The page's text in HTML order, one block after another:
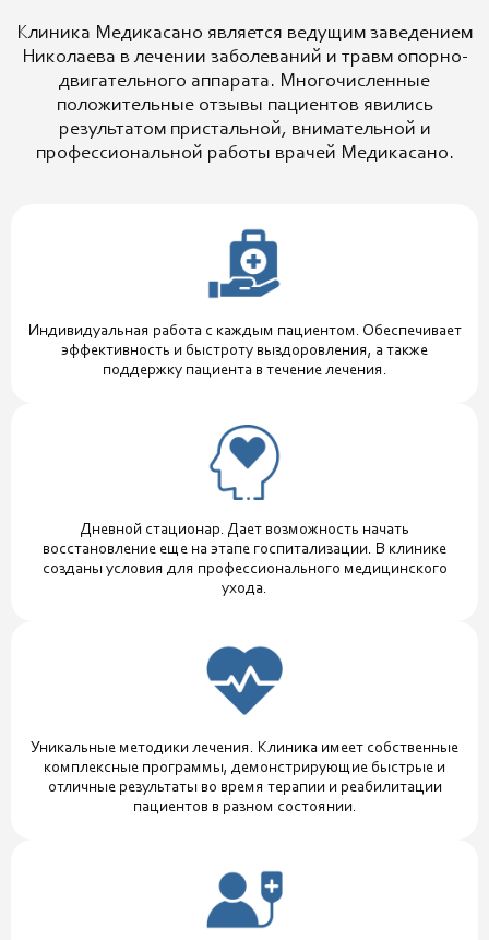
Клиника Медикасано является ведущим заведением
Николаева в лечении заболеваний и травм опорно-
двигательного аппарата. Многочисленные
положительные отзывы пациентов явились
результатом пристальной, внимательной и
профессиональной работы врачей Медикасано.
Индивидуальная работа с каждым пациентом. Обеспечивает
эффективность и быстроту выздоровления, а также
поддержку пациента в течение лечения.
Дневной стационар. Дает возможность начать
восстановление еще на этапе госпитализации. В клинике
созданы условия для профессионального медицинского
ухода.
Уникальные методики лечения. Клиника имеет собственные
комплексные программы, демонстрирующие быстрые и
отличные результаты во время терапии и реабилитации
пациентов в разном состоянии.